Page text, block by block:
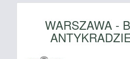
WARSZAWA -